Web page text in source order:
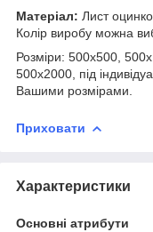
Матеріал: Лист
Колір виробу можна
Розміри: 500х500,
500х2000, під
Вашими розмірами.
Приховати
Характеристики
Основні атрибути